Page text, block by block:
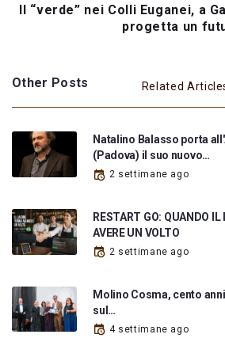
Il “verde” nei Colli Euganei, a
progetta un
Other Posts Related
Natalino Balasso porta
(Padova) il suo nuovo…
2 settimane ago
RESTART GO: QUANDO IL
AVERE UN VOLTO
2 settimane ago
Molino Cosma, cento
sul…
4 settimane ago